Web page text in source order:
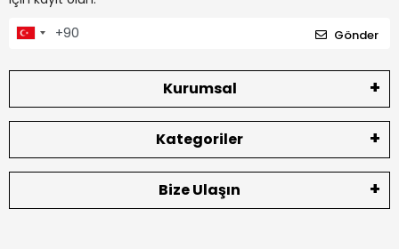
Gönder
Kurumsal
Kategoriler
Bize Ulaşın